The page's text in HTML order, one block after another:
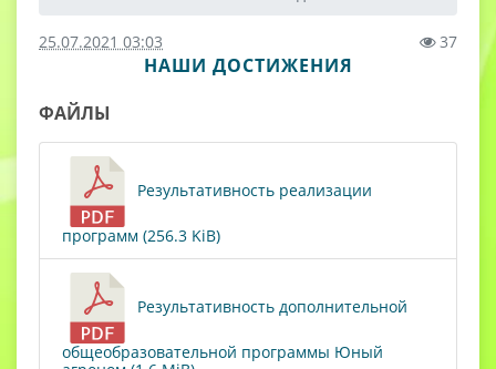
25.07.2021 03:03 37
НАШИ ДОСТИЖЕНИЯ
ФАЙЛЫ
Результативность реализации
программ (256.3 KiB)
Результативность дополнительной
общеобразовательной программы Юный